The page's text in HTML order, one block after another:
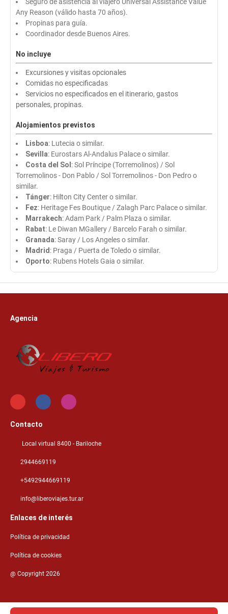
Any Reason (válido hasta 70 años).
Propinas para guía.
Coordinador desde Buenos Aires.
No incluye
Excursiones y visitas opcionales
Comidas no especificadas
Servicios no especificados en el itinerario, gastos
personales, propinas.
Alojamientos previstos
Lisboa: Lutecia o similar.
Sevilla: Eurostars Al-Andalus Palace o similar.
Costa del Sol : Sol Príncipe (Torremolinos) / Sol
Torremolinos - Don Pablo / Sol Torremolinos - Don Pedro o
similar.
Tánger: Hilton City Center o similar.
Fez: Heritage Fes Boutique / Zalagh Parc Palace o similar.
Marrakech: Adam Park / Palm Plaza o similar.
Rabat: Le Diwan MGallery / Barcelo Farah o similar.
Granada: Saray / Los Angeles o similar.
Madrid : Praga / Puerta de Toledo o similar.
Oporto: Rubens Hotels Gaia o similar.
Agencia
Contacto
Local virtual 8400 - Bariloche
2944669119
+5492944669119
info@liberoviajes.tur.ar
Enlaces de interés
Política de privacidad
Política de cookies
@ Copyright 2026